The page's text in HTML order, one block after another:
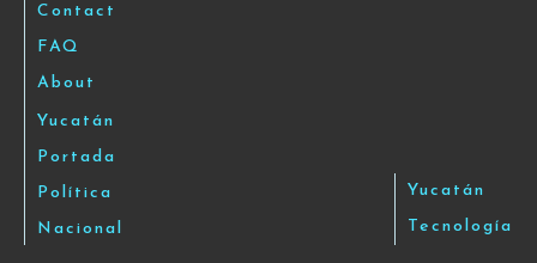
Yucatán
Portada
Política
Nacional
Yucatán
Tecnología
Contact
FAQ
About